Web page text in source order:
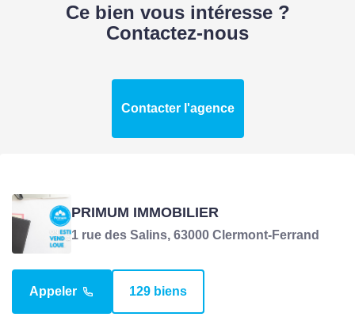
Ce bien vous intéresse ?
Contactez-nous
Contacter l'agence
PRIMUM IMMOBILIER
1 rue des Salins, 63000 Clermont-Ferrand
Appeler 129 biens